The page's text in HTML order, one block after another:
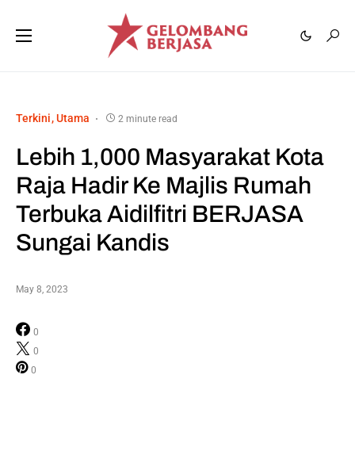
Terkini Utama 2 minute read
Lebih 1,000 Masyarakat Kota
Raja Hadir Ke Majlis Rumah
Terbuka Aidilfitri BERJASA
Sungai Kandis
May 8, 2023
0
0
0